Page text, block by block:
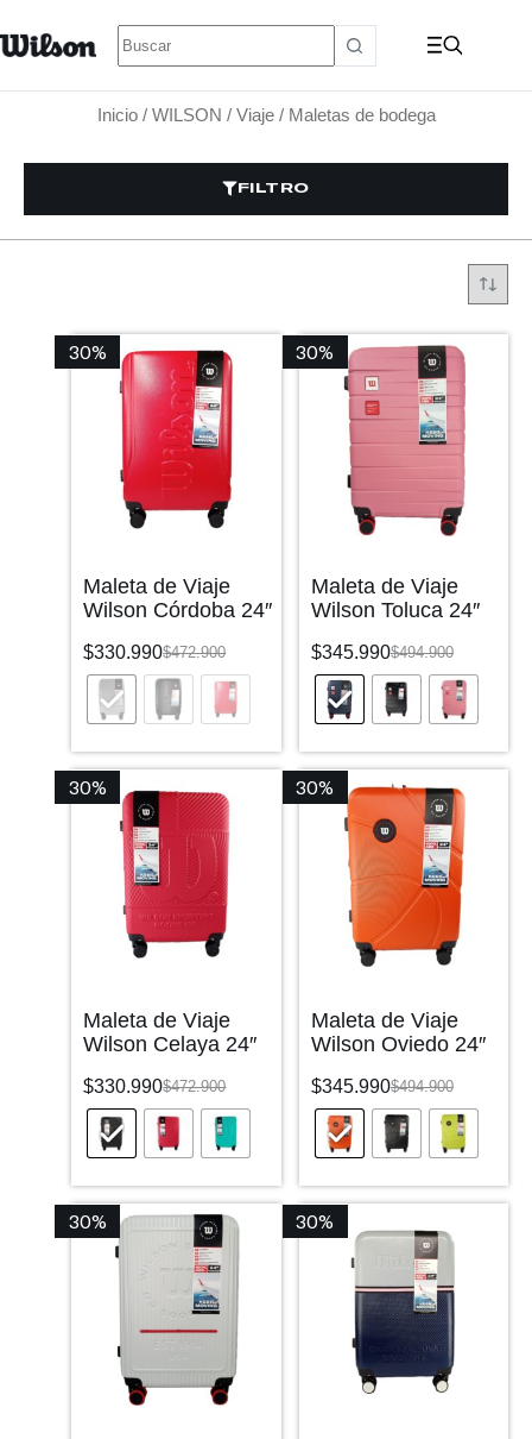
Inicio/ WILSON / Viaje/ Maletas de bodega
FILTRO
30%
Maleta de Viaje
Wilson Córdoba 24″
$472.900
$330.990
30%
Maleta de Viaje
Wilson Toluca 24″
$494.900
$345.990
30%
Maleta de Viaje
Wilson Celaya 24″
$472.900
$330.990
30%
Maleta de Viaje
Wilson Oviedo 24″
$494.900
$345.990
30% 30%